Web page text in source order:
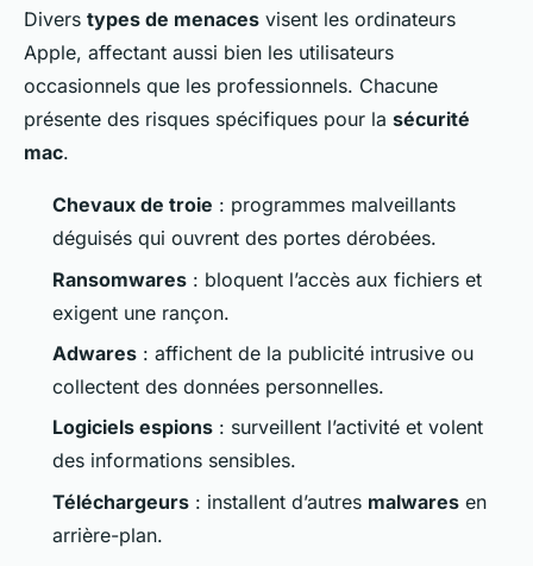
Divers types de menaces visent les ordinateurs
Apple, affectant aussi bien les utilisateurs
occasionnels que les professionnels. Chacune
présente des risques spécifiques pour la sécurité
mac.
Chevaux de troie : programmes malveillants
déguisés qui ouvrent des portes dérobées.
Ransomwares : bloquent l’accès aux fichiers et
exigent une rançon.
Adwares : affichent de la publicité intrusive ou
collectent des données personnelles.
Logiciels espions : surveillent l’activité et volent
des informations sensibles.
Téléchargeurs : installent d’autres malwares en
arrière-plan.